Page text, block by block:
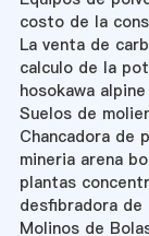
costo de la
La venta de
calculo de la
hosokawa
Suelos de
Chancadora de
mineria arena
plantas
desfibradora
Molinos de